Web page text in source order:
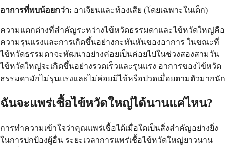
อาการที่พบน้อยกว่า: อาเจียนและท้องเสีย (โดยเฉพาะในเด็ก)
ความแตกต่างที่สำคัญระหว่างไข้หวัดธรรมดาและไข้หวัดใหญ่คือ
ความรุนแรงและการเกิดขึ้นอย่างกะทันหันของอาการ ในขณะที่
ไข้หวัดธรรมดาจะพัฒนาอย่างค่อยเป็นค่อยไปในช่วงสองสามวัน
ไข้หวัดใหญ่จะเกิดขึ้นอย่างรวดเร็วและรุนแรง อาการของไข้หวัด
ธรรมดามักไม่รุนแรงและไม่ค่อยมีไข้หรือปวดเมื่อยตามตัวมากนัก
ฉันจะแพร่เชื้อไข้หวัดใหญ่ได้นานแค่ไหน?
การทำความเข้าใจว่าคุณแพร่เชื้อได้เมื่อใดเป็นสิ่งสำคัญอย่างยิ่ง
ในการปกป้องผู้อื่น ระยะเวลาการแพร่เชื้อไข้หวัดใหญ่ยาวนาน